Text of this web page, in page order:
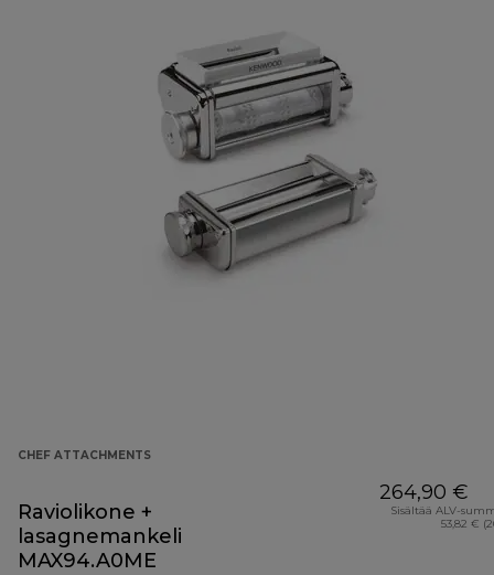
CHEF ATTACHMENTS
Raviolikone +
lasagnemankeli
MAX94.A0ME
264,90 €
Sisältää ALV-
53,82 €